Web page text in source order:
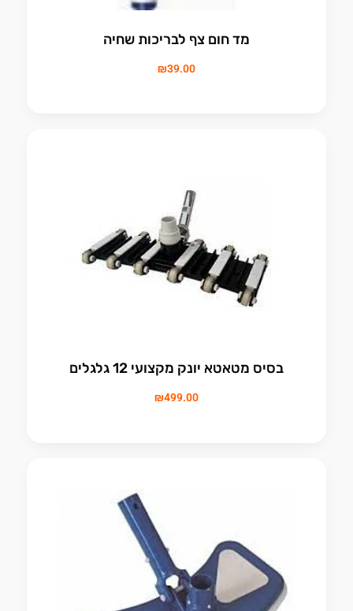
מד חום צף לבריכות שחיה
₪39.00
בסיס מטאטא יונק מקצועי 12 גלגלים
₪499.00